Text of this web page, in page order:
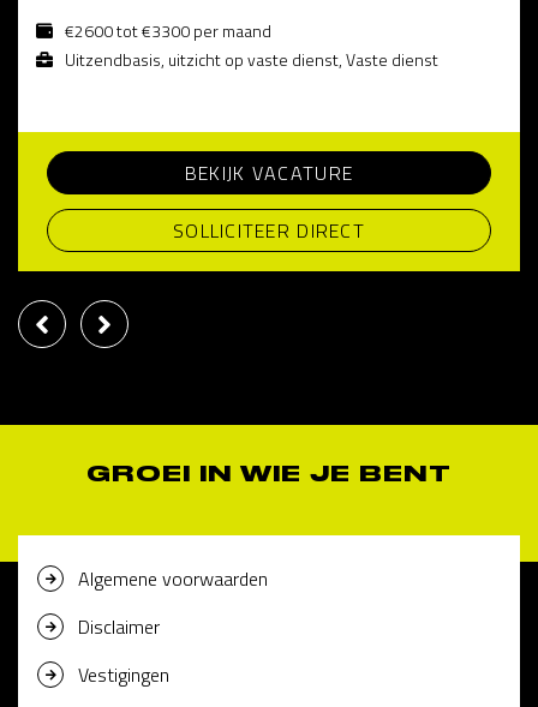
€2600 tot €3300 per maand
Uitzendbasis, uitzicht op vaste dienst, Vaste dienst
BEKIJK VACATURE
SOLLICITEER DIRECT
GROEI IN WIE JE BENT
Algemene voorwaarden
Disclaimer
Vestigingen